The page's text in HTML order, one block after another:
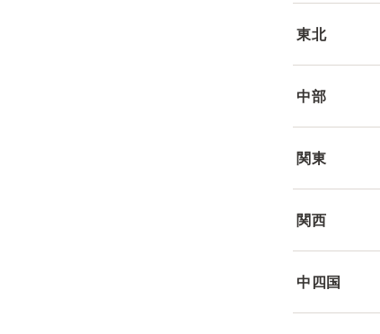
東北
中部
関東
関西
中四国